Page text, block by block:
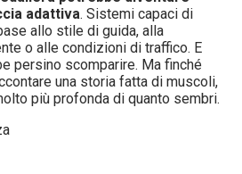
adattiva. Sistemi capaci di
allo stile di guida, alla
o alle condizioni di traffico. E
persino scomparire. Ma finché
una storia fatta di muscoli,
più profonda di quanto sembri.